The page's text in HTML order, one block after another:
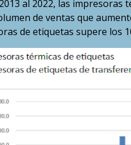
2013 al 2022, las
de ventas que
de etiquetas supere los